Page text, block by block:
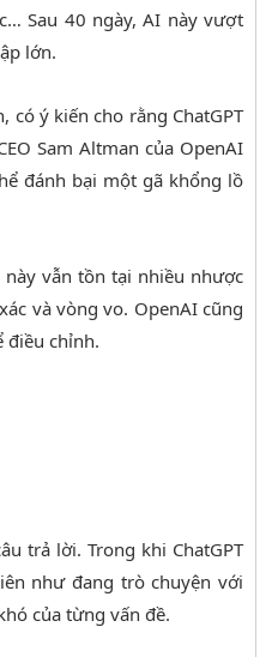
Sau 40 ngày, AI này vượt
lớn.
ý kiến cho rằng ChatGPT
Sam Altman của OpenAI
đánh bại một gã khổng lồ
vẫn tồn tại nhiều nhược
và vòng vo. OpenAI cũng
điều chỉnh.
trả lời. Trong khi ChatGPT
như đang trò chuyện với
của từng vấn đề.